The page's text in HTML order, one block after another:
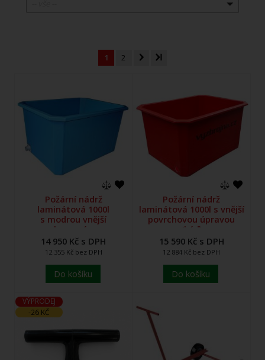
1 2
Požární nádrž
laminátová 1000l
s modrou vnější
povrchovou úpravou
(káď)
14 950 Kč s DPH
12 355 Kč bez DPH
Do košíku
Požární nádrž
laminátová 1000l s vnější
povrchovou úpravou
(káď)
15 590 Kč s DPH
12 884 Kč bez DPH
Do košíku
VÝPRODEJ
-26 KČ